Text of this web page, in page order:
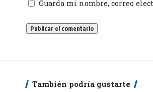
Guarda mi nombre, correo
También podría gustarte